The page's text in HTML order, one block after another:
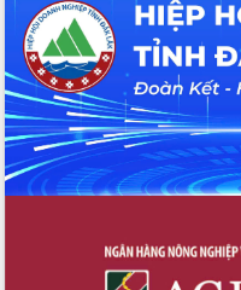
Tháo gỡ những vướng mắc, đẩy
công tác cải cách thủ tục hành chính
tại Trung tâm Phục vụ hành chính
công tỉnh
Đắk Lắk: Tôn vinh 46 giải pháp tại
thi Sáng tạo Kỹ thuật 2024 - 2025
Đắk Lắk rà soát, điều chỉnh Đề án
Trương Công Thái kiểm tra thực địa
Dự án cao tốc Khánh Hòa - Buôn Ma